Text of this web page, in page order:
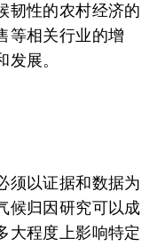
韧性的农村经济的
等相关行业的增
展。
须以证据和数据为
候归因研究可以成
大程度上影响特定